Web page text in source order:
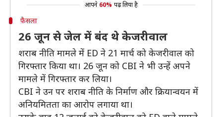
आपने 60% पढ़ लिया है
फैसला
26 जून से जेल में बंद थे केजरीवाल
शराब नीति मामले में ED ने 21 मार्च को केजरीवाल को
गिरफ्तार किया था। 26 जून को CBI ने भी उन्हें अपने
मामले में गिरफ्तार कर लिया।
CBI ने उन पर शराब नीति के निर्माण और क्रियान्वयन में
अनियमितता का आरोप लगाया था।